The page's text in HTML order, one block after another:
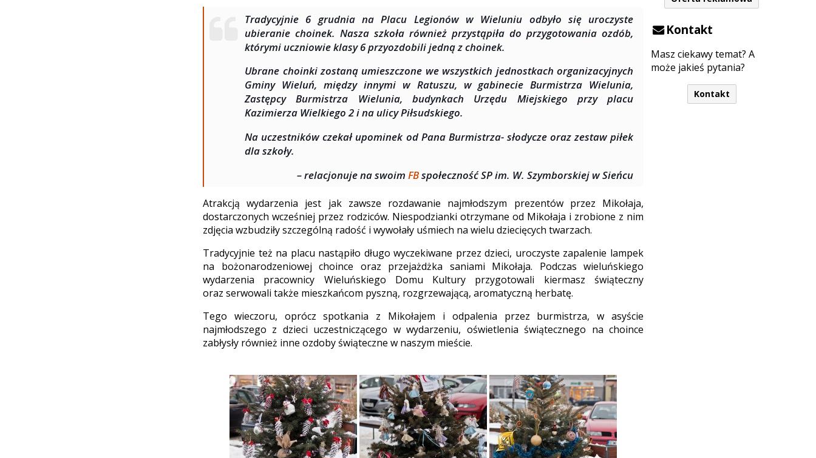
Kontakt
Masz ciekawy temat? A
może jakieś pytania?
Kontakt
Tradycyjnie 6 grudnia na Placu Legionów w Wieluniu odbyło się uroczyste
ubieranie choinek. Nasza szkoła również przystąpiła do przygotowania ozdób,
którymi uczniowie klasy 6 przyozdobili jedną z choinek.
Ubrane choinki zostaną umieszczone we wszystkich jednostkach organizacyjnych
Gminy Wieluń, między innymi w Ratuszu, w gabinecie Burmistrza Wielunia,
Zastępcy Burmistrza Wielunia, budynkach Urzędu Miejskiego przy placu
Kazimierza Wielkiego 2 i na ulicy Piłsudskiego.
Na uczestników czekał upominek od Pana Burmistrza- słodycze oraz zestaw piłek
dla szkoły.
– relacjonuje na swoimFBspołeczność SP im. W. Szymborskiej w Sieńcu
Atrakcją wydarzenia jest jak zawsze rozdawanie najmłodszym prezentów przez Mikołaja,
dostarczonych wcześniej przez rodziców. Niespodzianki otrzymane od Mikołaja i zrobione z nim
zdjęcia wzbudziły szczególną radość i wywołały uśmiech na wielu dziecięcych twarzach.
Tradycyjnie też na placu nastąpiło długo wyczekiwane przez dzieci, uroczyste zapalenie lampek
na bożonarodzeniowej choince oraz przejażdżka saniami Mikołaja. Podczas wieluńskiego
wydarzenia pracownicy Wieluńskiego Domu Kultury przygotowali kiermasz świąteczny
oraz serwowali także mieszkańcom pyszną, rozgrzewającą, aromatyczną herbatę.
Tego wieczoru, oprócz spotkania z Mikołajem i odpalenia przez burmistrza, w asyście
najmłodszego z dzieci uczestniczącego w wydarzeniu, oświetlenia świątecznego na choince
zabłysły również inne ozdoby świąteczne w naszym mieście.